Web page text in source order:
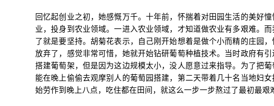
回忆起创业之初，她感慨万千。十年前，怀揣着对田园生活的美好
业，投身到农业领域。一进入农业领域，才知道做农业有多艰难。
了就是要坚持。胡菊花表示，自己刚开始想着是做个小而精的庄园
放弃了，感觉非常可惜，她就开始钻研葡萄种植技术。当时政府有
搭建葡萄架，但是因为这边规模太小，没人愿意过来指导。为了把
能在晚上偷偷去观摩别人的葡萄园搭建，第二天带着几十名当地妇
始劳作到晚上八点，吃住都在田间，就这么一步一步熬过了最初最艰